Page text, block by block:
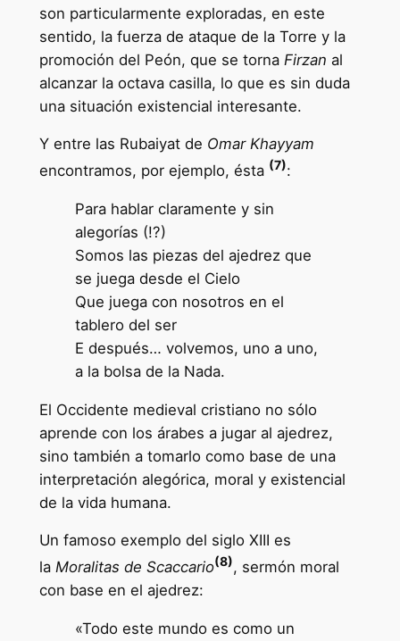
son particularmente exploradas, en este
sentido, la fuerza de ataque de la Torre y la
promoción del Peón, que se torna Firzan al
alcanzar la octava casilla, lo que es sin duda
una situación existencial interesante.
Y entre las Rubaiyat de Omar Khayyam
encontramos, por ejemplo, ésta (7):
Para hablar claramente y sin
alegorías (!?)
Somos las piezas del ajedrez que
se juega desde el Cielo
Que juega con nosotros en el
tablero del ser
E después… volvemos, uno a uno,
a la bolsa de la Nada.
El Occidente medieval cristiano no sólo
aprende con los árabes a jugar al ajedrez,
sino también a tomarlo como base de una
interpretación alegórica, moral y existencial
de la vida humana.
Un famoso exemplo del siglo XIII es
la Moralitas de Scaccario(8), sermón moral
con base en el ajedrez:
«Todo este mundo es como un